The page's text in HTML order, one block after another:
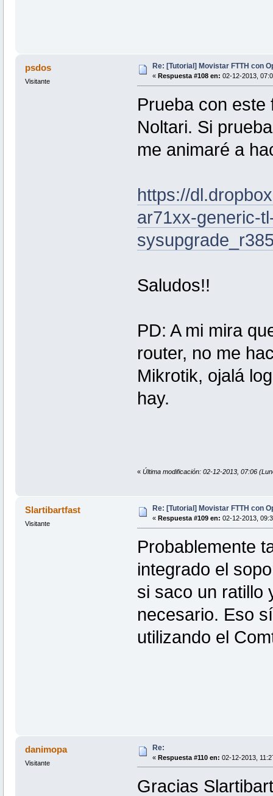
psdos
Visitante
Re: [Tutorial] Movistar FTTH con
« Respuesta #108 en: 02-12-2013,
Prueba con este
Noltari. Si
me animaré a
https://
ar71xx-generic-
Saludos!!
PD: A mi mira
router, no me
Mikrotik, ojalá
hay.
« Última modificación: 02-12-2013, 07:06
Slartibartfast
Visitante
Re: [Tutorial] Movistar FTTH con
« Respuesta #109 en: 02-12-2013,
Probablemente
integrado el
si saco un ratillo
necesario. Eso
utilizando el
danimopa
Visitante
Re:
« Respuesta #110 en: 02-12-2013,
Gracias